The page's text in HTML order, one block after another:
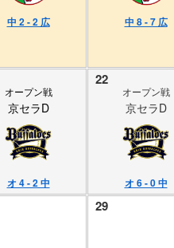
中 2 - 2 広 中 8 - 7 広
オープン戦
京セラD
オ 4 - 2 中
22
オープン戦
京セラD
オ 6 - 0 中
29